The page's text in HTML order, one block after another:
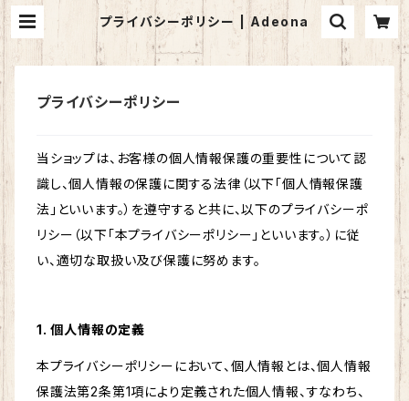
プライバシーポリシー | Adeona
プライバシーポリシー
当ショップは、お客様の個人情報保護の重要性について認
識し、個人情報の保護に関する法律（以下「個人情報保護
法」といいます。）を遵守すると共に、以下のプライバシーポ
リシー（以下「本プライバシーポリシー」といいます。）に従
い、適切な取扱い及び保護に努めます。
1. 個人情報の定義
本プライバシーポリシーにおいて、個人情報とは、個人情報
保護法第2条第1項により定義された個人情報、すなわち、